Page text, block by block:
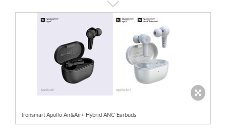
Tronsmart Apollo Air&Air+ Hybrid ANC Earbuds